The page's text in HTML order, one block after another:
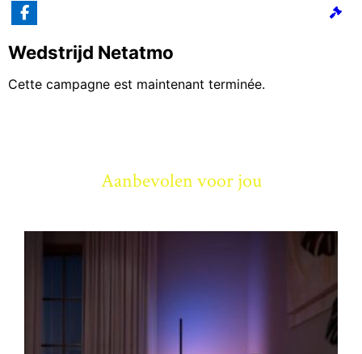
Aanbevolen voor jou